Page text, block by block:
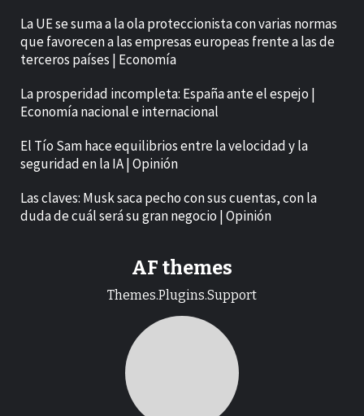
La UE se suma a la ola proteccionista con varias normas
que favorecen a las empresas europeas frente a las de
terceros países | Economía
La prosperidad incompleta: España ante el espejo |
Economía nacional e internacional
El Tío Sam hace equilibrios entre la velocidad y la
seguridad en la IA | Opinión
Las claves: Musk saca pecho con sus cuentas, con la
duda de cuál será su gran negocio | Opinión
AF themes
Themes.Plugins.Support